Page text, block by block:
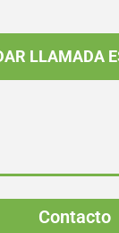
LLAMADA
Contacto